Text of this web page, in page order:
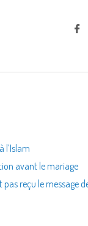
l’Islam
avant le mariage
reçu le message